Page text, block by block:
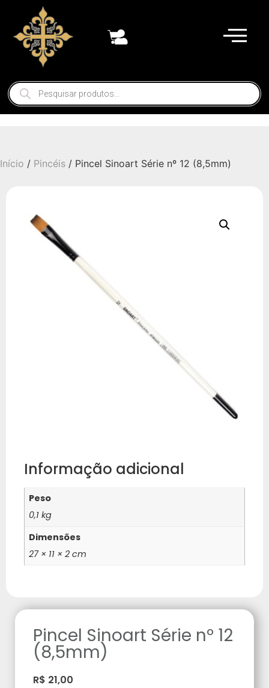
Início / Pincéis / Pincel Sinoart Série nº 12 (8,5mm)
Informação adicional
Peso
0,1 kg
Dimensões
27 × 11 × 2 cm
Pincel Sinoart Série nº 12
(8,5mm)
R$ 21,00